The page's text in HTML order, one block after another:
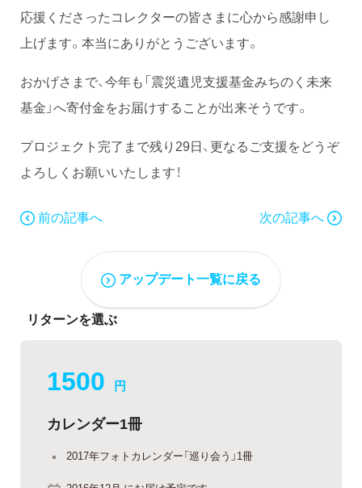
応援くださったコレクターの皆さまに心から感謝申し
上げます。本当にありがとうございます。
おかげさまで、今年も「震災遺児支援基金みちのく未来
基金」へ寄付金をお届けすることが出来そうです。
プロジェクト完了まで残り29日、更なるご支援をどうぞ
よろしくお願いいたします！
前の記事へ 次の記事へ
アップデート一覧に戻る
リターンを選ぶ
1500 円
カレンダー1冊
2017年フォトカレンダー「巡り会う」1冊